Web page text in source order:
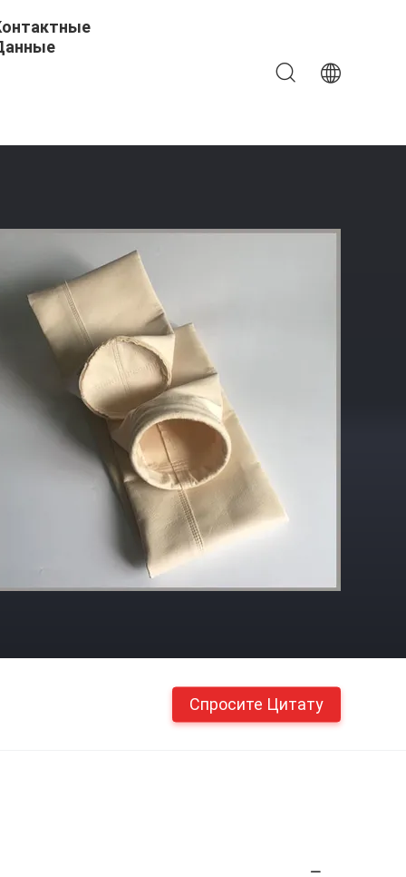
Спросите Цитату